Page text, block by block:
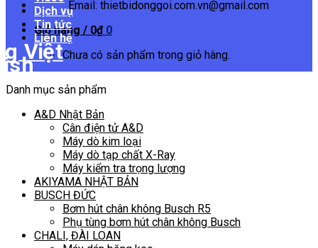
Email: thietbidonggoi.com.vn@gmail.com
Giỏ hàng / 0₫ 0
Chưa có sản phẩm trong giỏ hàng.
Dịch vụ
Tin tức
Liên hệ
Danh mục sản phẩm
A&D Nhật Bản
Cân điện tử A&D
Máy dò kim loại
Máy dò tạp chất X-Ray
Máy kiểm tra trọng lượng
AKIYAMA NHẬT BẢN
BUSCH ĐỨC
Bơm hút chân không Busch R5
Phụ tùng bơm hút chân không Busch
CHALI, ĐÀI LOAN